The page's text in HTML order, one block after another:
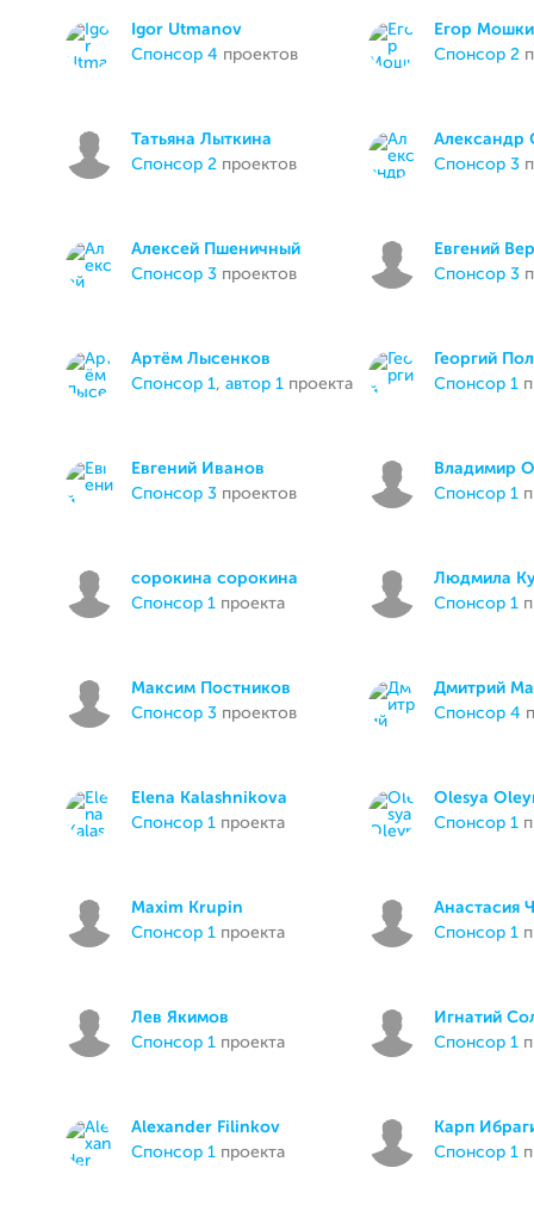
Igor Utmanov
спонсор 4 проектов
Егор
спонсор 2
Татьяна Лыткина
спонсор 2 проектов
Александр
спонсор 3
Алексей Пшеничный
спонсор 3 проектов
Евгений
спонсор 3
Артём Лысенков
спонсор 1, автор 1 проекта
Георгий
спонсор 1
Евгений Иванов
спонсор 3 проектов
Владимир
спонсор 1
сорокина сорокина
спонсор 1 проекта
Людмила
спонсор 1
Максим Постников
спонсор 3 проектов
Дмитрий
спонсор 4
Elena Kalashnikova
спонсор 1 проекта
Olesya
спонсор 1
Maxim Krupin
спонсор 1 проекта
Анастасия
спонсор 1
Лев Якимов
спонсор 1 проекта
Игнатий
спонсор 1
Alexander Filinkov
спонсор 1 проекта
Карп
спонсор 1